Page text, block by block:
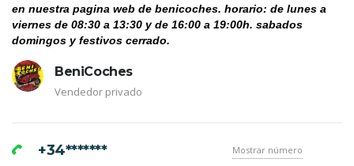
en nuestra pagina web de benicoches. horario: de lunes a
viernes de 08:30 a 13:30 y de 16:00 a 19:00h. sabados
domingos y festivos cerrado.
BeniCoches
Vendedor privado
+34******* Mostrar número